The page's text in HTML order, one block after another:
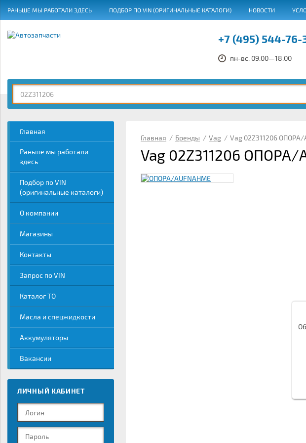
РАНЬШЕ МЫ РАБОТАЛИ ЗДЕСЬ ПОДБОР ПО VIN (ОРИГИНАЛЬНЫЕ КАТАЛОГИ) НОВОСТИ
ГРАФИК РАБОТЫ
+7 (495) 544-76-
пн-вс. 09.00—18.00
Главная / Бренды / Vag / Vag 02Z311206 ОПОРА/
Vag 02Z311206 ОПОРА/
Главная
Раньше мы работали
здесь
Подбор по VIN
(оригинальные каталоги)
О компании
Магазины
Контакты
Запрос по VIN
Каталог ТО
Масла и спецжидкости
Аккумуляторы
Вакансии
ЛИЧНЫЙ КАБИНЕТ